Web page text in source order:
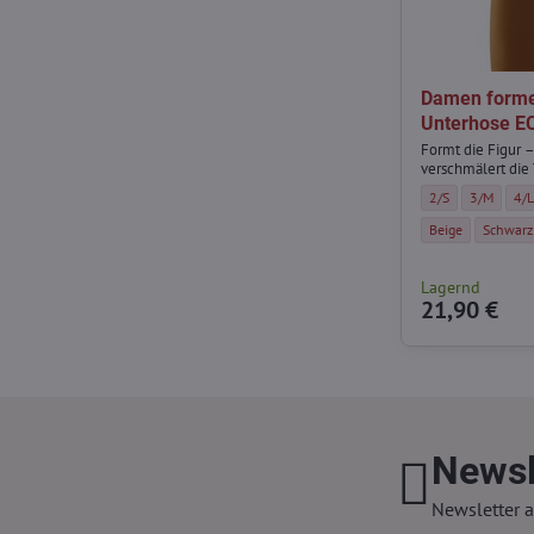
Damen
Unterhose
Formt die Figur
verschmälert die
Damen
2/S Damen
3/M 4/L
Damen
Beige Damen
Schwarz
Lagernd
21,90 €
Newsletter